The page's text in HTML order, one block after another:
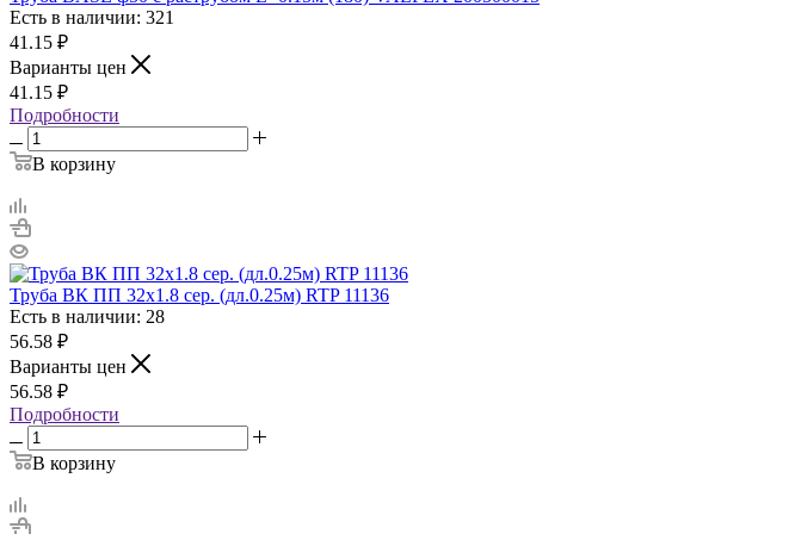
Есть в наличии: 321
41.15 ₽
Варианты цен
41.15 ₽
Подробности
В корзину
Труба ВК ПП 32х1.8 сер. (дл.0.25м) RTP 11136
Есть в наличии: 28
56.58 ₽
Варианты цен
56.58 ₽
Подробности
В корзину